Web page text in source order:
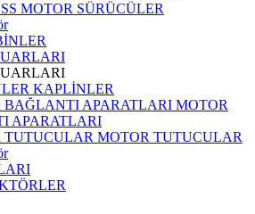
MOTOR SÜRÜCÜLER
KAPLİNLER
MOTOR
APARATLARI
MOTOR TUTUCULAR